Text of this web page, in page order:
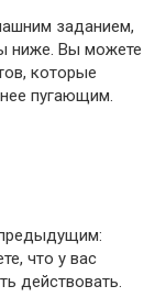
заданием,
ниже. Вы можете
которые
пугающим.
предыдущим:
что у вас
действовать.